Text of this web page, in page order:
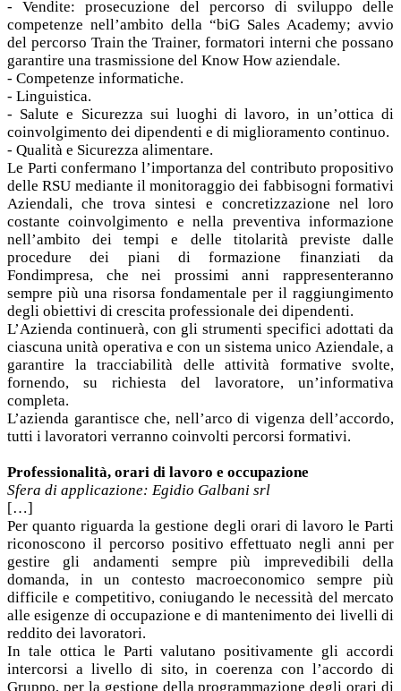
- Vendite: prosecuzione del percorso di sviluppo delle
competenze nell’ambito della “biG Sales Academy; avvio
del percorso Train the Trainer, formatori interni che possano
garantire una trasmissione del Know How aziendale.
- Competenze informatiche.
- Linguistica.
- Salute e Sicurezza sui luoghi di lavoro, in un’ottica di
coinvolgimento dei dipendenti e di miglioramento continuo.
- Qualità e Sicurezza alimentare.
Le Parti confermano l’importanza del contributo propositivo
delle RSU mediante il monitoraggio dei fabbisogni formativi
Aziendali, che trova sintesi e concretizzazione nel loro
costante coinvolgimento e nella preventiva informazione
nell’ambito dei tempi e delle titolarità previste dalle
procedure dei piani di formazione finanziati da
Fondimpresa, che nei prossimi anni rappresenteranno
sempre più una risorsa fondamentale per il raggiungimento
degli obiettivi di crescita professionale dei dipendenti.
L’Azienda continuerà, con gli strumenti specifici adottati da
ciascuna unità operativa e con un sistema unico Aziendale, a
garantire la tracciabilità delle attività formative svolte,
fornendo, su richiesta del lavoratore, un’informativa
completa.
L’azienda garantisce che, nell’arco di vigenza dell’accordo,
tutti i lavoratori verranno coinvolti percorsi formativi.
Professionalità, orari di lavoro e occupazione
Sfera di applicazione: Egidio Galbani srl
[…]
Per quanto riguarda la gestione degli orari di lavoro le Parti
riconoscono il percorso positivo effettuato negli anni per
gestire gli andamenti sempre più imprevedibili della
domanda, in un contesto macroeconomico sempre più
difficile e competitivo, coniugando le necessità del mercato
alle esigenze di occupazione e di mantenimento dei livelli di
reddito dei lavoratori.
In tale ottica le Parti valutano positivamente gli accordi
intercorsi a livello di sito, in coerenza con l’accordo di
Gruppo, per la gestione della programmazione degli orari di